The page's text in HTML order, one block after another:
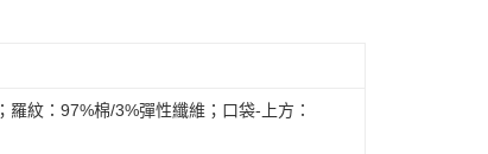
紋：97%棉/3%彈性纖維；口袋-上方：